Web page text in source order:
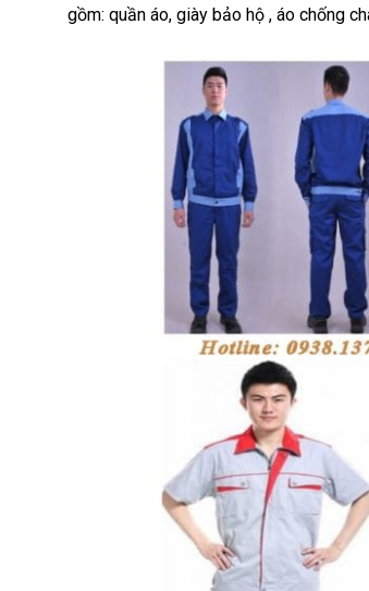
gồm: quần áo, giày bảo hộ , áo chống